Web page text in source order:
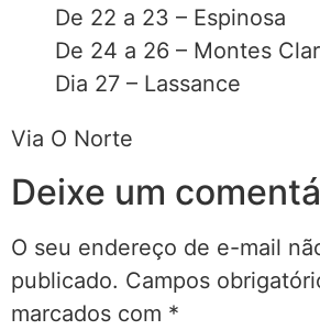
De 22 a 23 – Espinosa
De 24 a 26 – Montes
Dia 27 – Lassance
Via O Norte
Deixe um
O seu endereço de e-mail
publicado. Campos
marcados com *